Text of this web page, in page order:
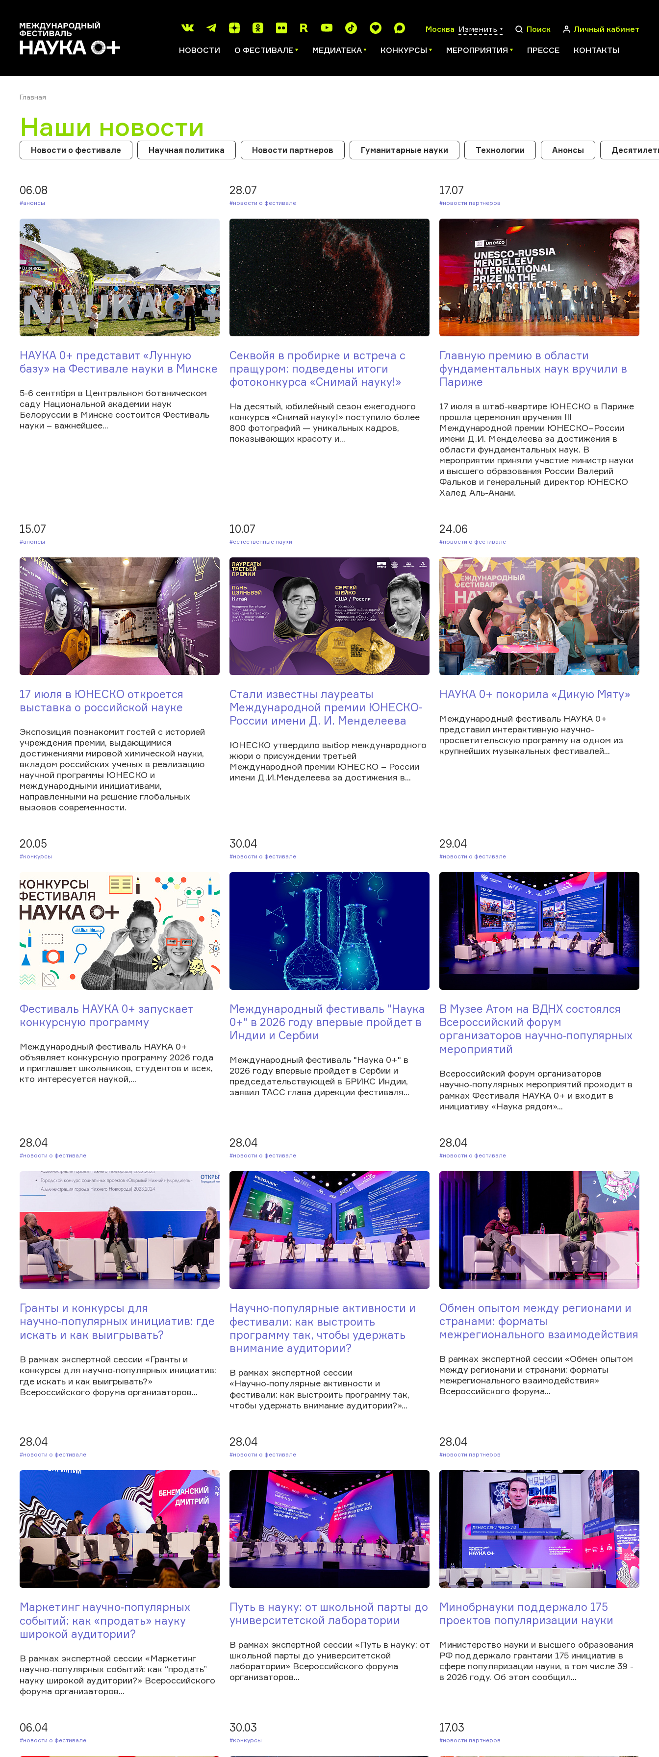
Москва Изменить Поиск Личный кабинет
НОВОСТИ О ФЕСТИВАЛЕ МЕДИАТЕКА КОНКУРСЫ МЕРОПРИЯТИЯ ПРЕССЕ КОНТАКТЫ
Главная
Наши новости
Новости о фестивале Научная политика Новости партнеров Гуманитарные науки Технологии Анонсы
06.08
#Анонсы
НАУКА 0+ представит «Лунную
базу» на Фестивале науки в Минске
5-6 сентября в Центральном ботаническом
саду Национальной академии наук
Белоруссии в Минске состоится Фестиваль
науки – важнейшее...
28.07
#Новости о фестивале
Секвойя в пробирке и встреча с
пращуром: подведены итоги
фотоконкурса «Снимай науку!»
На десятый, юбилейный сезон ежегодного
конкурса «Снимай науку!» поступило более
800 фотографий — уникальных кадров,
показывающих красоту и...
17.07
#Новости партнеров
Главную премию в области
фундаментальных наук вручили в
Париже
17 июля в штаб-квартире ЮНЕСКО в Париже
прошла церемония вручения III
Международной премии ЮНЕСКО–России
имени Д.И. Менделеева за достижения в
области фундаментальных наук. В
мероприятии приняли участие министр науки
и высшего образования России Валерий
Фальков и генеральный директор ЮНЕСКО
Халед Аль-Анани.
15.07
#Анонсы
17 июля в ЮНЕСКО откроется
выставка о российской науке
Экспозиция познакомит гостей с историей
учреждения премии, выдающимися
достижениями мировой химической науки,
вкладом российских ученых в реализацию
научной программы ЮНЕСКО и
международными инициативами,
направленными на решение глобальных
вызовов современности.
10.07
#Естественные науки
Стали известны лауреаты
Международной премии ЮНЕСКО-
России имени Д. И. Менделеева
ЮНЕСКО утвердило выбор международного
жюри о присуждении третьей
Международной премии ЮНЕСКО – России
имени Д.И.Менделеева за достижения в...
24.06
#Новости о фестивале
НАУКА 0+ покорила «Дикую Мяту»
Международный фестиваль НАУКА 0+
представил интерактивную научно-
просветительскую программу на одном из
крупнейших музыкальных фестивалей...
20.05
#Конкурсы
Фестиваль НАУКА 0+ запускает
конкурсную программу
Международный фестиваль НАУКА 0+
объявляет конкурсную программу 2026 года
и приглашает школьников, студентов и всех,
кто интересуется наукой,...
30.04
#Новости о фестивале
Международный фестиваль "Наука
0+" в 2026 году впервые пройдет в
Индии и Сербии
Международный фестиваль "Наука 0+" в
2026 году впервые пройдет в Сербии и
председательствующей в БРИКС Индии,
заявил ТАСС глава дирекции фестиваля...
29.04
#Новости о фестивале
В Музее Атом на ВДНХ состоялся
Всероссийский форум
организаторов научно‑популярных
мероприятий
Всероссийский форум организаторов
научно‑популярных мероприятий проходит в
рамках Фестиваля НАУКА 0+ и входит в
инициативу «Наука рядом»...
28.04
#Новости о фестивале
Гранты и конкурсы для
научно‑популярных инициатив: где
искать и как выигрывать?
В рамках экспертной сессии «Гранты и
конкурсы для научно‑популярных инициатив:
где искать и как выигрывать?»
Всероссийского форума организаторов...
28.04
#Новости о фестивале
Научно‑популярные активности и
фестивали: как выстроить
программу так, чтобы удержать
внимание аудитории?
В рамках экспертной сессии
«Научно‑популярные активности и
фестивали: как выстроить программу так,
чтобы удержать внимание аудитории?»...
28.04
#Новости о фестивале
Обмен опытом между регионами и
странами: форматы
межрегионального взаимодействия
В рамках экспертной сессии «Обмен опытом
между регионами и странами: форматы
межрегионального взаимодействия»
Всероссийского форума...
28.04
#Новости о фестивале
Маркетинг научно‑популярных
событий: как «продать» науку
широкой аудитории?
В рамках экспертной сессии «Маркетинг
научно‑популярных событий: как “продать”
науку широкой аудитории?» Всероссийского
форума организаторов...
28.04
#Новости о фестивале
Путь в науку: от школьной парты до
университетской лаборатории
В рамках экспертной сессии «Путь в науку: от
школьной парты до университетской
лаборатории» Всероссийского форума
организаторов...
28.04
#Новости партнеров
Минобрнауки поддержало 175
проектов популяризации науки
Министерство науки и высшего образования
РФ поддержало грантами 175 инициатив в
сфере популяризации науки, в том числе 39 -
в 2026 году. Об этом сообщил...
06.04
#Новости о фестивале
30.03
#Конкурсы
17.03
#Новости партнеров